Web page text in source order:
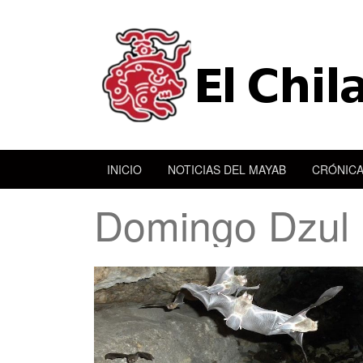
INICIO NOTICIAS DEL MAYAB
Domingo Dzul